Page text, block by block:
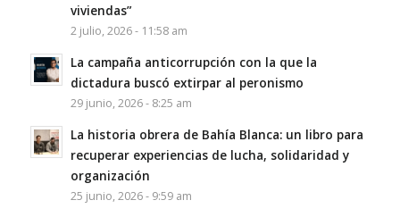
viviendas”
2 julio, 2026 - 11:58 am
La campaña anticorrupción con la que la
dictadura buscó extirpar al peronismo
29 junio, 2026 - 8:25 am
La historia obrera de Bahía Blanca: un libro para
recuperar experiencias de lucha, solidaridad y
organización
25 junio, 2026 - 9:59 am